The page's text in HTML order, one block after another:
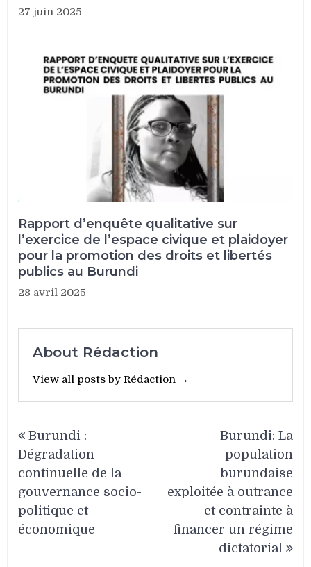
27 juin 2025
Rapport d’enquête qualitative sur
l’exercice de l’espace civique et plaidoyer
pour la promotion des droits et libertés
publics au Burundi
28 avril 2025
About Rédaction
View all posts by Rédaction →
de
l’article
Burundi :
Dégradation
continuelle de la
gouvernance socio-
politique et
économique
Burundi: La
population
burundaise
exploitée à outrance
et contrainte à
financer un régime
dictatorial